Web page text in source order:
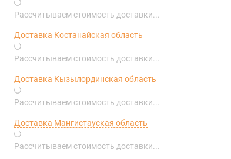
Рассчитываем стоимость доставки...
Доставка Костанайская область
Рассчитываем стоимость доставки...
Доставка Кызылординская область
Рассчитываем стоимость доставки...
Доставка Мангистауская область
Рассчитываем стоимость доставки...